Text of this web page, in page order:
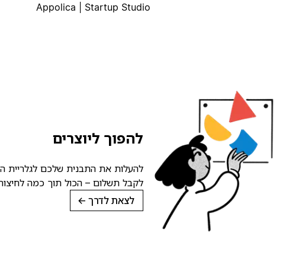
Appolica | Startup Studio
להפוך ליוצרים
לקבל תשלום – הכול תוך כמה
לצאת לדרך →